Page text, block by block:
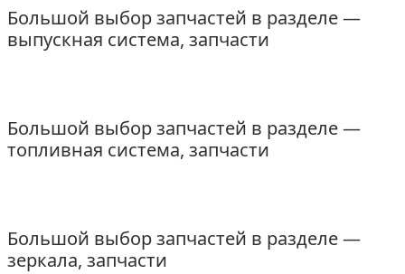
Большой выбор запчастей в разделе —
выпускная система, запчасти
Большой выбор запчастей в разделе —
топливная система, запчасти
Большой выбор запчастей в разделе —
зеркала, запчасти